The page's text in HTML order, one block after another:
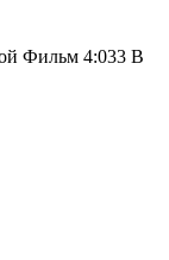
Фильм 4:033 В